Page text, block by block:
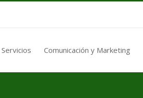
Servicios Comunicación y Marketing